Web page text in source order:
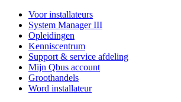
Voor installateurs
System Manager III
Opleidingen
Kenniscentrum
Support & service afdeling
Mijn Qbus account
Groothandels
Word installateur